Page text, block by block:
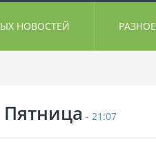
НОВОСТЕЙ РАЗНОЕ
Пятница - 21:07